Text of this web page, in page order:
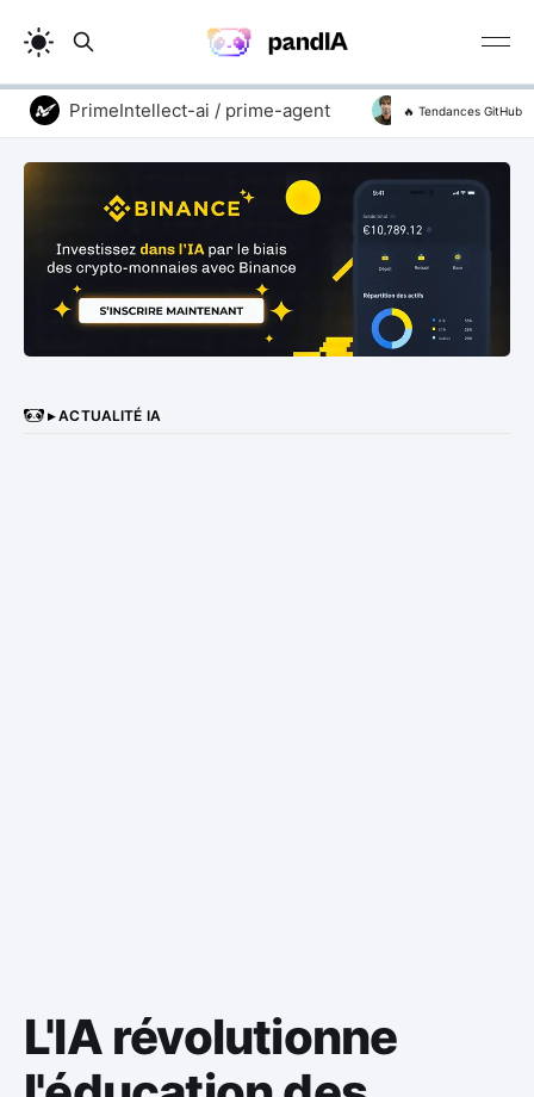
PrimeIntellect-ai / prime-agent addyosmani /
🔥 Tendances GitHub
▸ ACTUALITÉ IA
L'IA révolutionne